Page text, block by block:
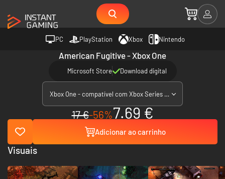
PC PlayStation Xbox Nintendo
American Fugitive - Xbox One
Microsoft Store Download digital
Xbox One - compatível com Xbox Series X|S
17 €-56%7.69 €
Adicionar ao carrinho
Visuais